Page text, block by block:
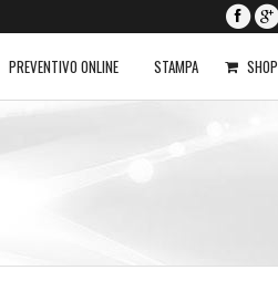
PREVENTIVO ONLINE STAMPA SHOP